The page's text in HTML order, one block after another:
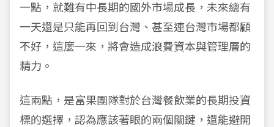
一點，就難有中長期的國外市場成長，未來總有
一天還是只能再回到台灣、甚至連台灣市場都顧
不好，這麼一來，將會造成浪費資本與管理層的
精力。
這兩點，是富果團隊對於台灣餐飲業的長期投資
標的選擇，認為應該著眼的兩個關鍵，還能避開